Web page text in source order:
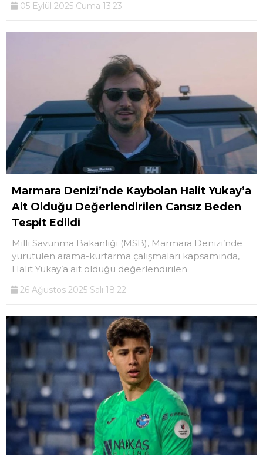
05 Eylül 2025 Cuma 13:23
Marmara Denizi’nde Kaybolan Halit Yukay’a
Ait Olduğu Değerlendirilen Cansız Beden
Tespit Edildi
Milli Savunma Bakanlığı (MSB), Marmara Denizi’nde
yürütülen arama-kurtarma çalışmaları kapsamında,
Halit Yukay’a ait olduğu değerlendirilen
26 Ağustos 2025 Salı 18:22